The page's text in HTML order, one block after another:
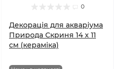
0
Декорація для акваріума
Природа Скриня 14 x 11
см (кераміка)